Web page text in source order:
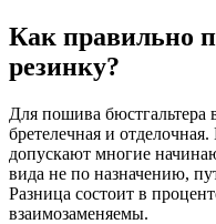
Как правильно
резинку?
Для пошива бюстгальтера
бретелечная и
допускают многие
вида не по назначению,
Разница состоит в
взаимозаменяемы.